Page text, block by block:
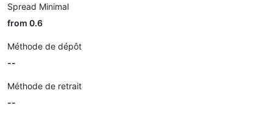
Spread Minimal
from 0.6
Méthode de dépôt
--
Méthode de retrait
--